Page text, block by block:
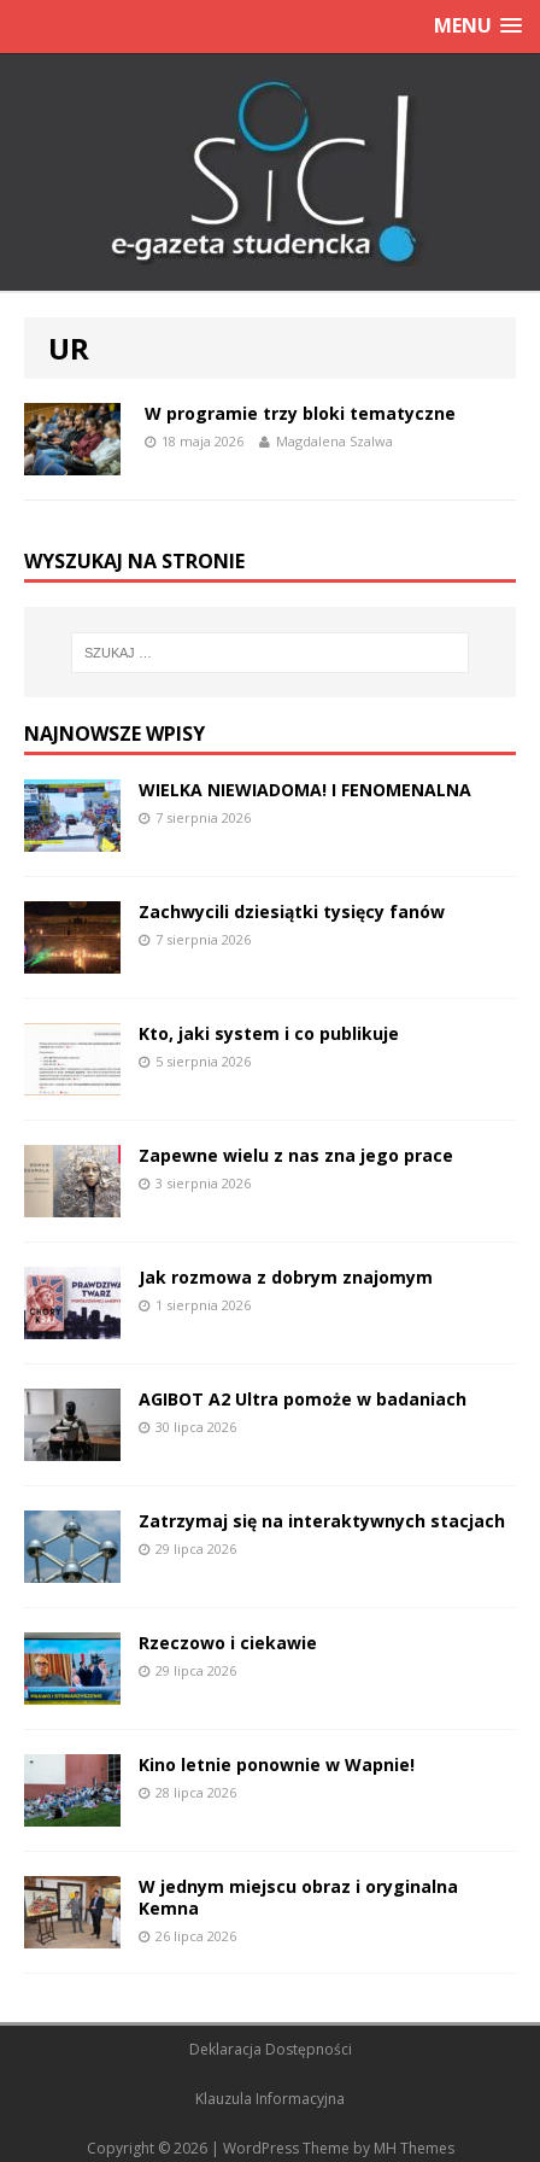
MENU
UR
W programie trzy bloki tematyczne
18 maja 2026 Magdalena Szalwa
WYSZUKAJ NA STRONIE
NAJNOWSZE WPISY
WIELKA NIEWIADOMA! I FENOMENALNA
7 sierpnia 2026
Zachwycili dziesiątki tysięcy fanów
7 sierpnia 2026
Kto, jaki system i co publikuje
5 sierpnia 2026
Zapewne wielu z nas zna jego prace
3 sierpnia 2026
Jak rozmowa z dobrym znajomym
1 sierpnia 2026
AGIBOT A2 Ultra pomoże w badaniach
30 lipca 2026
Zatrzymaj się na interaktywnych stacjach
29 lipca 2026
Rzeczowo i ciekawie
29 lipca 2026
Kino letnie ponownie w Wapnie!
28 lipca 2026
W jednym miejscu obraz i oryginalna
Kemna
26 lipca 2026
Deklaracja Dostępności
Klauzula Informacyjna
Copyright © 2026 | WordPress Theme by MH Themes